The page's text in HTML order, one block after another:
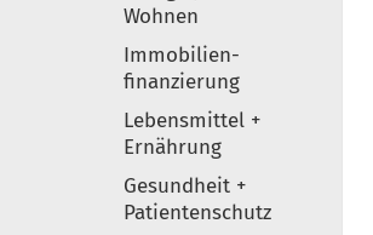
Elemente
Wohnen
Immobilien-
finanzierung
Lebensmittel +
Ernährung
Gesundheit +
Patientenschutz